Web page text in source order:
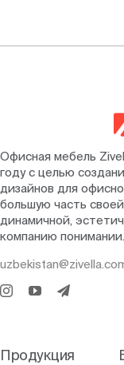
Офисная мебель
году с целью
дизайнов для
большую часть
динамичной,
компанию понимании.
Продукция